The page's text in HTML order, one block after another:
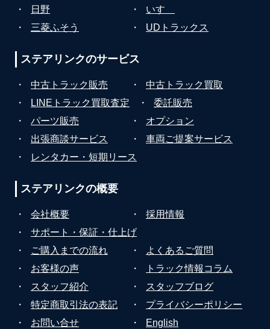
・ 日野 ・
いすゞ
・
三菱ふそう ・ UDトラックス
ステアリンクのサービス
・ 中古トラック販売 ・
中古トラック買取
・
LINEトラック買取査定 ・
委託販売
・
パーツ販売 ・
オプション
・
出張商談サービス ・
車両ご提案サービス
・
レンタカー・短期リース
ステアリンクの概要
・ 会社概要 ・
採用情報
・
サポート・保証・仕上げ
・
ご購入までの流れ ・
よくあるご質問
・
お客様の声 ・
トラック情報コラム
・
スタッフ紹介 ・
スタッフブログ
・
特定商取引法の表記 ・
プライバシーポリシー
・
お問い合せ ・ English